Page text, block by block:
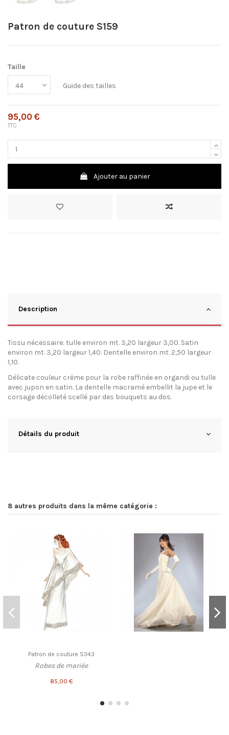
Patron de couture S159
Taille
Guide des tailles
95,00 €
TTC
Ajouter au panier
Description
Tissu nécessaire: tulle environ mt. 3,20 largeur 3,00. Satin
environ mt. 3,20 largeur 1,40. Dentelle environ mt. 2,50 largeur
1,10.
Délicate couleur crème pour la robe raffinée en organdi ou tulle
avec jupon en satin. La dentelle macramé embellit la jupe et le
corsage décolleté scellé par des bouquets au dos.
Détails du produit
8 autres produits dans la même catégorie :
Patron de couture S343
Robes de mariée
85,00 €